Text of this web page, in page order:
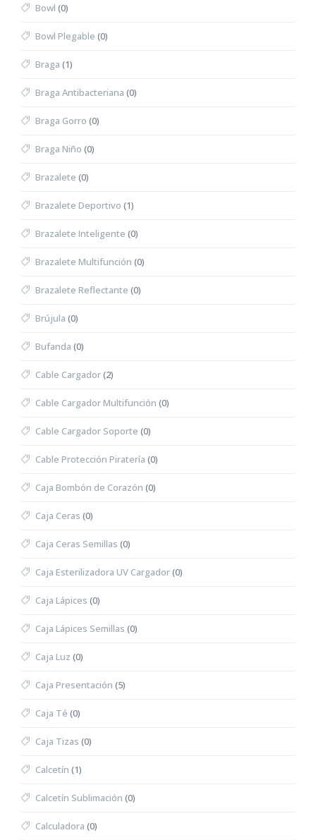
Bowl (0)
Bowl Plegable (0)
Braga (1)
Braga Antibacteriana (0)
Braga Gorro (0)
Braga Niño (0)
Brazalete (0)
Brazalete Deportivo (1)
Brazalete Inteligente (0)
Brazalete Multifunción (0)
Brazalete Reflectante (0)
Brújula (0)
Bufanda (0)
Cable Cargador(2)
Cable Cargador Multifunción (0)
Cable Cargador Soporte (0)
Cable Protección Piratería (0)
Caja Bombón de Corazón (0)
Caja Ceras (0)
Caja Ceras Semillas (0)
Caja Esterilizadora UV Cargador(0)
Caja Lápices (0)
Caja Lápices Semillas (0)
Caja Luz (0)
Caja Presentación (5)
Caja Té (0)
Caja Tizas (0)
Calcetín (1)
Calcetín Sublimación (0)
Calculadora (0)